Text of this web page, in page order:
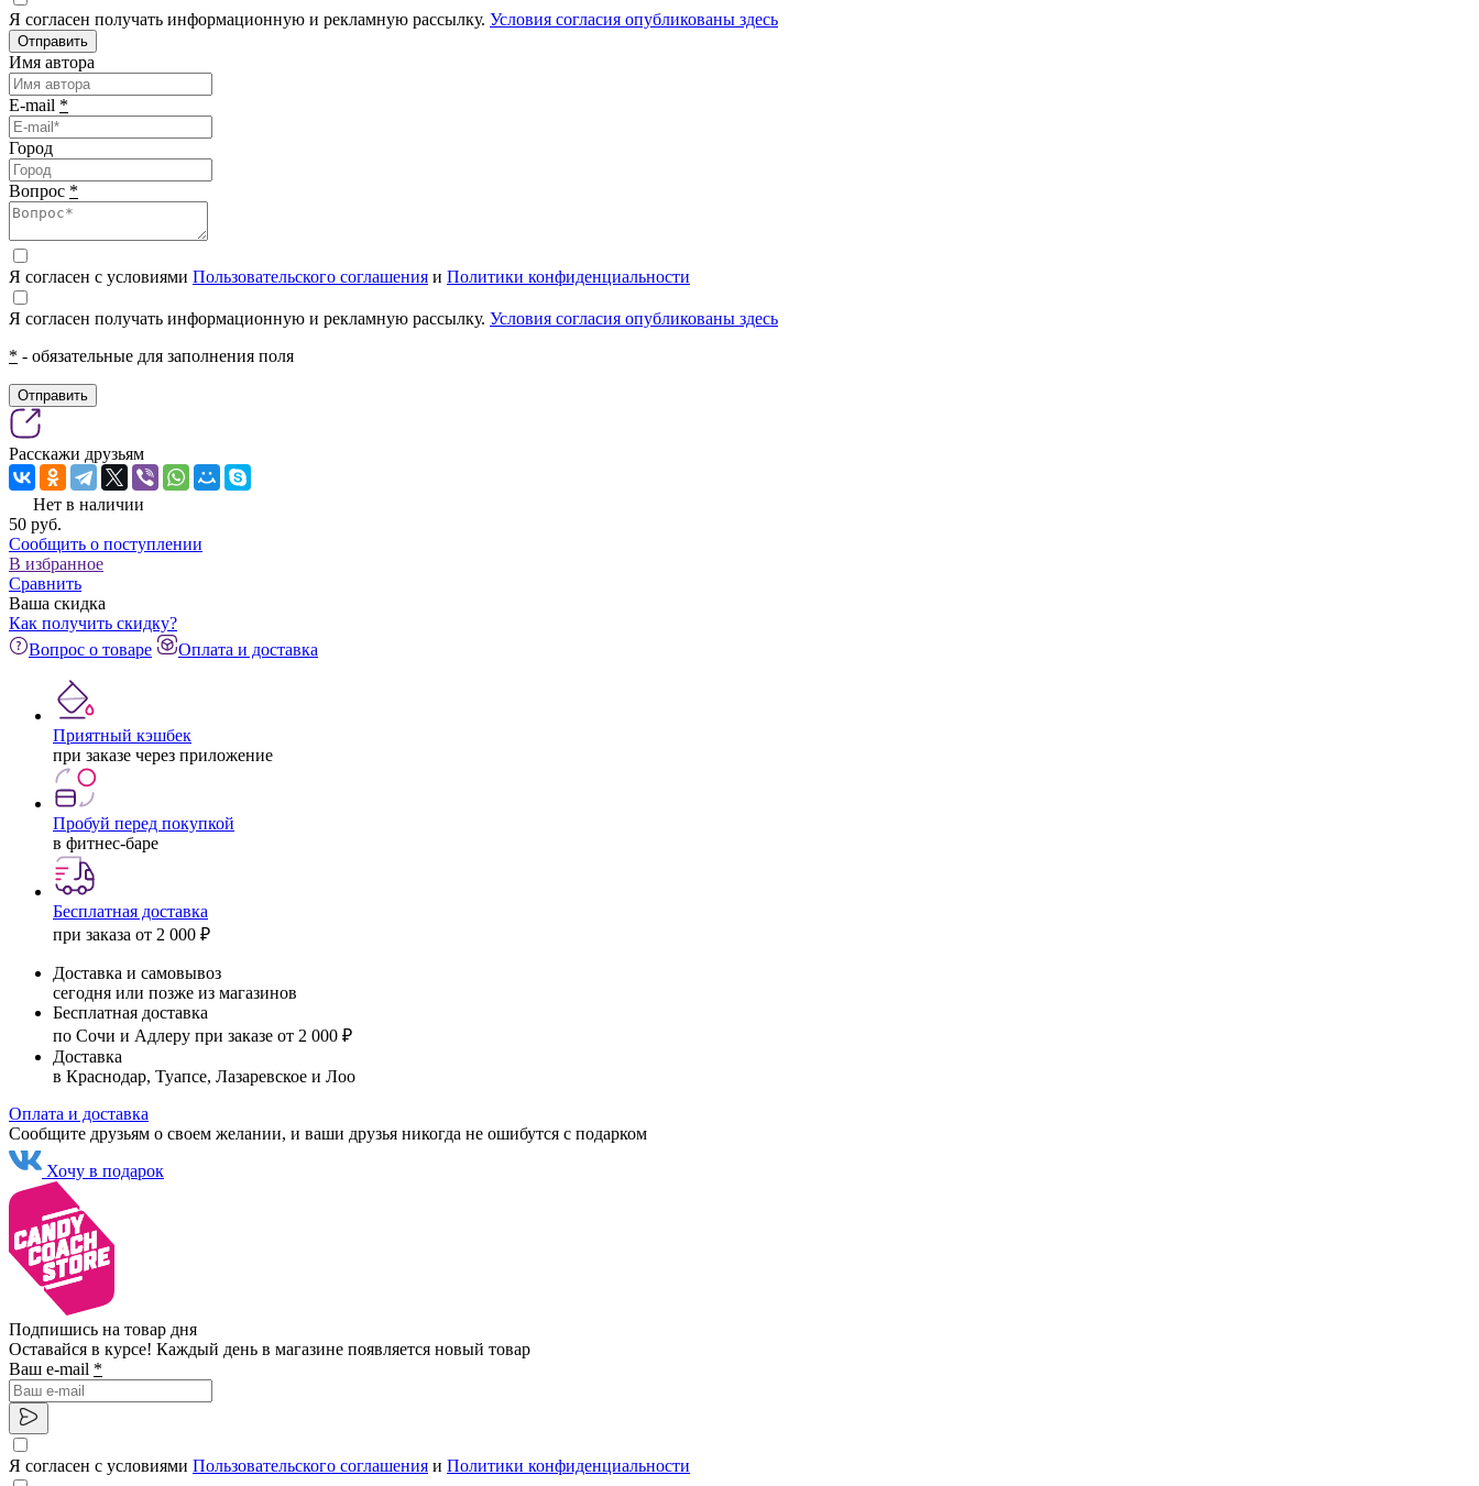
Я согласен получать информационную и рекламную рассылку. Условия согласия опубликованы здесь
Отправить
Имя автора
E-mail *
Город
Вопрос *
Я согласен с условиями Пользовательского соглашения и Политики конфиденциальности
Я согласен получать информационную и рекламную рассылку. Условия согласия опубликованы здесь
* - обязательные для заполнения поля
Отправить
Расскажи друзьям
Нет в наличии
50 pуб.
Сообщить о поступлении
В избранное
Сравнить
Ваша скидка
Как получить скидку?
Вопрос о товаре
Оплата и доставка
Приятный кэшбек
при заказе через приложение
Пробуй перед покупкой
в фитнес-баре
Бесплатная доставка
при заказа от 2 000 ₽
Доставка и самовывоз
сегодня или позже из магазинов
Бесплатная доставка
по Сочи и Адлеру при заказе от 2 000 ₽
Доставка
в Краснодар, Туапсе, Лазаревское и Лоо
Оплата и доставка
Сообщите друзьям о своем желании, и ваши друзья никогда не ошибутся с подарком
Хочу в подарок
Подпишись на товар дня
Оставайся в курсе! Каждый день в магазине появляется новый товар
Ваш e-mail *
Я согласен с условиями Пользовательского соглашения и Политики конфиденциальности